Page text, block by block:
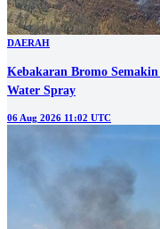
DAERAH
Kebakaran Bromo
Water Spray
06 Aug 2026 11:02 UTC